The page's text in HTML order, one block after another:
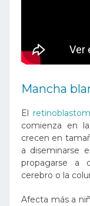
Mancha
El
comienza en
crecen en
a diseminarse
propagarse a
cerebro o la
Afecta más a